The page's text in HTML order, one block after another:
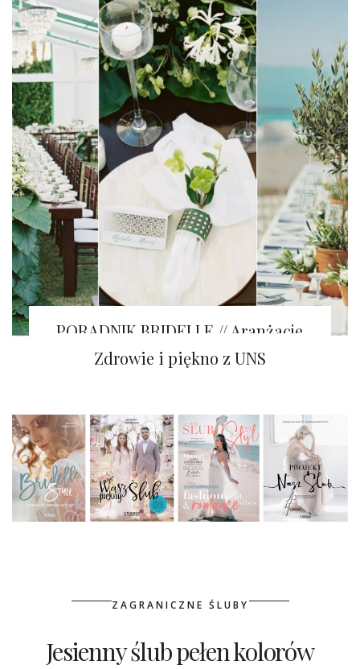
PORADNIK BRIDELLE // Aranżacje
stołów GREENERY
Zdrowie i piękno z UNS
ZAGRANICZNE ŚLUBY
Jesienny ślub pełen kolorów